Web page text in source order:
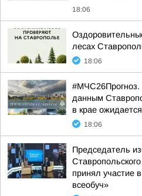
18:06
лесах
18:06
данным
в крае
18:06
Председатель
принял участие
всеобуч»